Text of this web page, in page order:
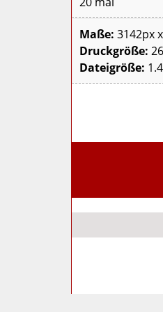
Maße: 3142px
Druckgröße:
Dateigröße: